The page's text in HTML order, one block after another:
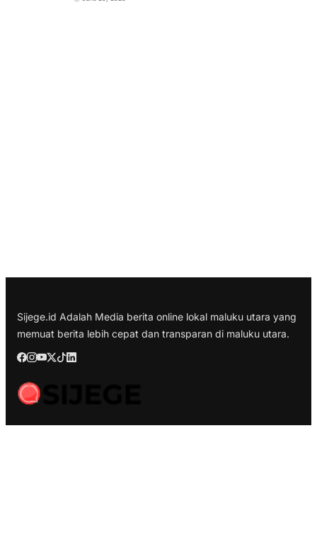
Sijege.id Adalah Media berita online lokal maluku utara yang
memuat berita lebih cepat dan transparan di maluku utara.
Berita Terbaru